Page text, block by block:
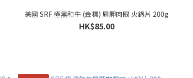
美國 SRF 極黑和牛 (金標) 肩胛肉眼 火鍋片 200g
HK$85.00